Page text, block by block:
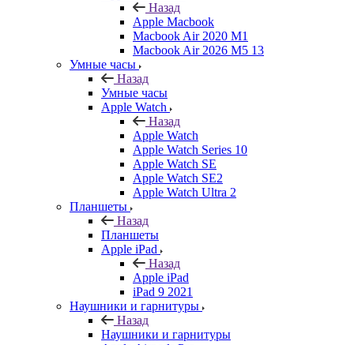
Назад
Apple Macbook
Macbook Air 2020 M1
Macbook Air 2026 M5 13
Умные часы
Назад
Умные часы
Apple Watch
Назад
Apple Watch
Apple Watch Series 10
Apple Watch SE
Apple Watch SE2
Apple Watch Ultra 2
Планшеты
Назад
Планшеты
Apple iPad
Назад
Apple iPad
iPad 9 2021
Наушники и гарнитуры
Назад
Наушники и гарнитуры